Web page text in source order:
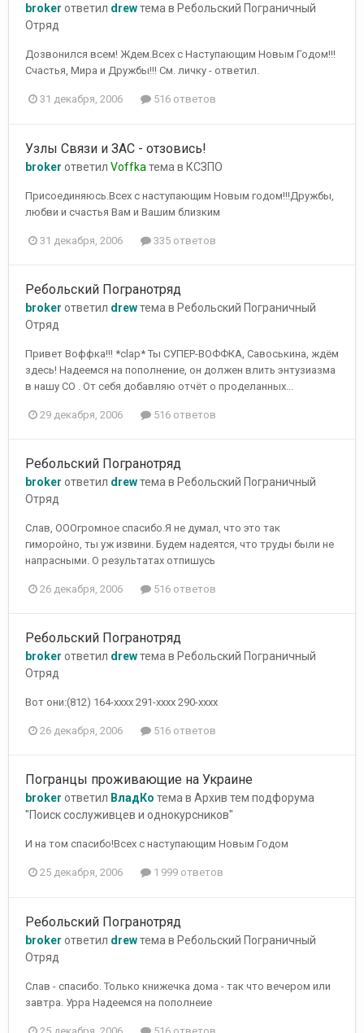
broker ответил drewтема в Ребольский Пограничный
Отряд
Дозвонился всем! Ждем.Всех с Наступающим Новым Годом!!!
Счастья, Мира и Дружбы!!! См. личку - ответил.
31 декабря, 2006 516 ответов
Узлы Связи и ЗАС - отзовись!
broker ответил Voffka тема в КСЗПО
Присоединяюсь.Всех с наступающим Новым годом!!!Дружбы,
любви и счастья Вам и Вашим близким
31 декабря, 2006 335 ответов
Ребольский Погранотряд
broker ответил drewтема в Ребольский Пограничный
Отряд
Привет Воффка!!! *clap* Ты СУПЕР-ВОФФКА, Савоськина, ждём
здесь! Надеемся на пополнение, он должен влить энтузиазма
в нашу СО . От себя добавляю отчёт о проделанных...
29 декабря, 2006 516 ответов
Ребольский Погранотряд
broker ответил drewтема в Ребольский Пограничный
Отряд
Слав, ОООгромное спасибо.Я не думал, что это так
гиморойно, ты уж извини. Будем надеятся, что труды были не
напрасными. О результатах отпишусь
26 декабря, 2006 516 ответов
Ребольский Погранотряд
broker ответил drewтема в Ребольский Пограничный
Отряд
Вот они:(812) 164-хххх 291-хххх 290-хххх
26 декабря, 2006 516 ответов
Погранцы проживающие на Украине
broker ответил ВладКо тема в Архив тем подфорума
"Поиск сослуживцев и однокурсников"
И на том спасибо!Всех с наступающим Новым Годом
25 декабря, 2006 1 999 ответов
Ребольский Погранотряд
broker ответил drewтема в Ребольский Пограничный
Отряд
Слав - спасибо. Только книжечка дома - так что вечером или
завтра. Урра Надеемся на пополнеие